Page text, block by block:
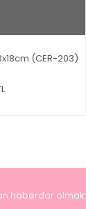
(CER-203)
haberdar olmak